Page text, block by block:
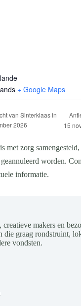
+ Google Maps
van Sinterklaas in
2026
15
met zorg samengesteld,
worden.
informatie.
makers en
die graag rondstruint,
vondsten.